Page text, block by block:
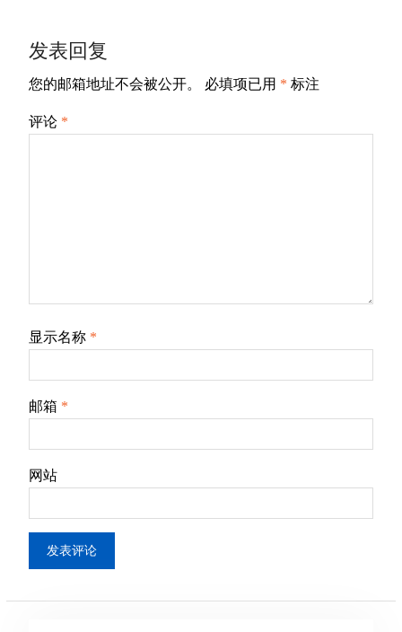
航
发表回复
您的邮箱地址不会被公开。 必填项已用 * 标注
评论 *
显示名称 *
邮箱 *
网站